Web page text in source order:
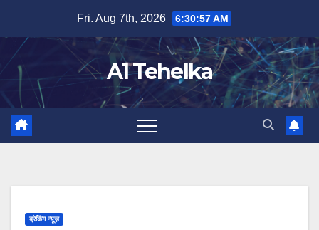
content
Fri. Aug 7th, 2026 6:30:58 AM
A1 Tehelka
ब्रेकिंग न्यूज़